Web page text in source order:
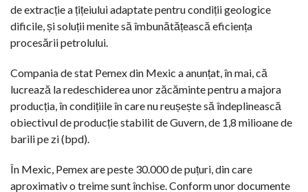
de extracție a țițeiului adaptate pentru condiții geologice
dificile, și soluții menite să îmbunătățească eficiența
procesării petrolului.
Compania de stat Pemex din Mexic a anunțat, în mai, că
lucrează la redeschiderea unor zăcăminte pentru a majora
producția, în condițiile în care nu reușește să îndeplinească
obiectivul de producție stabilit de Guvern, de 1,8 milioane de
barili pe zi (bpd).
În Mexic, Pemex are peste 30.000 de puțuri, din care
aproximativ o treime sunt închise. Conform unor documente